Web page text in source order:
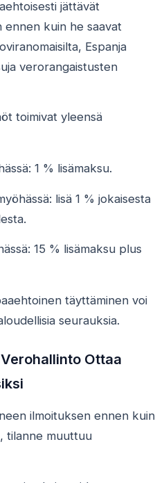
jättävät
ennen kuin he saavat
Espanja
verorangaistusten
toimivat yleensä
1 % lisämaksu.
lisä 1 % jokaisesta
15 % lisämaksu plus
täyttäminen voi
seurauksia.
Ottaa
ilmoituksen ennen kuin
tilanne muuttuu